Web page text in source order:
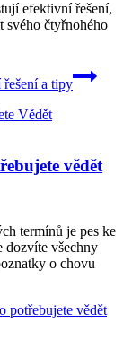
efektivní řešení,
svého čtyřnohého
a tipy
vědět
termínů je pes ke
dozvíte všechny
o chovu
potřebujete vědět